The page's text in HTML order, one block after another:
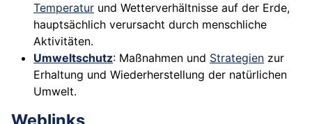
Temperatur und Wetterverhältnisse auf der Erde,
hauptsächlich verursacht durch menschliche
Aktivitäten.
Umweltschutz: Maßnahmen und Strategien zur
Erhaltung und Wiederherstellung der natürlichen
Umwelt.